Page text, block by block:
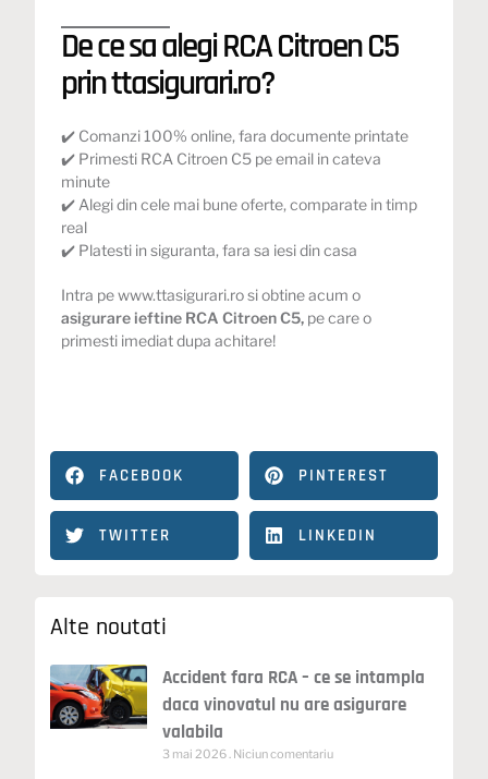
De ce sa alegi RCA Citroen C5
prin ttasigurari.ro?
✔️ Comanzi 100% online, fara documente printate
✔️ Primesti RCA Citroen C5 pe email in cateva
minute
✔️ Alegi din cele mai bune oferte, comparate in timp
real
✔️ Platesti in siguranta, fara sa iesi din casa
Intra pewww.ttasigurari.rosi obtine acum o
asigurare ieftine RCA Citroen C5, pe care o
primesti imediat dupa achitare!
FACEBOOK PINTEREST
TWITTER LINKEDIN
Alte noutati
Accident fara RCA – ce se intampla
daca vinovatul nu are asigurare
valabila
3 mai 2026 Niciun comentariu